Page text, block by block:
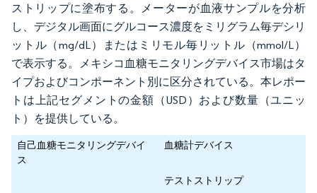
ストリップに塗布する。メーターが血液サンプルを分析
し、デジタル画面にグルコース濃度をミリグラム毎デシリ
ットル（mg/dL）またはミリモル毎リットル（mmol/L）
で表示する。メキシコ血糖モニタリングデバイス市場はタ
イプおよびコンポーネント別に区分されている。本レポー
トは上記セグメントの金額（USD）および数量（ユニッ
ト）を提供している。
自己血糖モニタリングデバイ
ス
血糖計デバイス
テストストリップ